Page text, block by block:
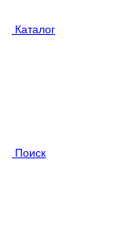
Каталог
Поиск